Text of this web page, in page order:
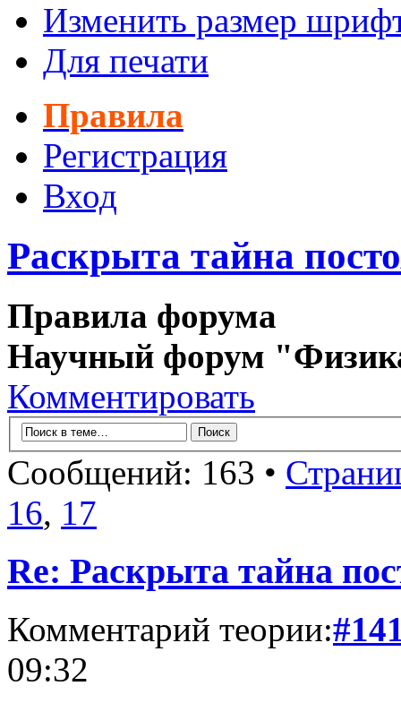
Изменить размер
Для печати
Правила
Регистрация
Вход
Раскрыта тайна
Правила форума
Научный форум
Комментировать
Сообщений: 163 •
16, 17
Re: Раскрыта тайна
Комментарий теории:
09:32